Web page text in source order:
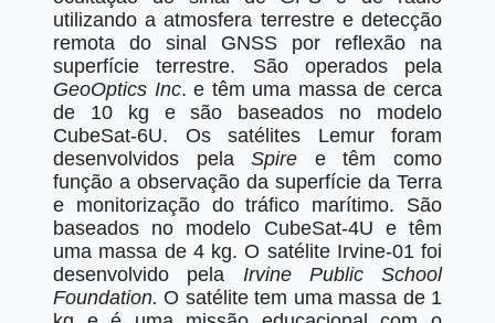
utilizando a atmosfera terrestre e detecção
remota do sinal GNSS por reflexão na
superfície terrestre. São operados pela
GeoOptics Inc. e têm uma massa de cerca
de 10 kg e são baseados no modelo
CubeSat-6U. Os satélites Lemur foram
desenvolvidos pelaSpire e têm como
função a observação da superfície da Terra
e monitorização do tráfico marítimo. São
baseados no modelo CubeSat-4U e têm
uma massa de 4 kg. O satélite Irvine-01 foi
desenvolvido pela Irvine Public School
Foundation.O satélite tem uma massa de 1